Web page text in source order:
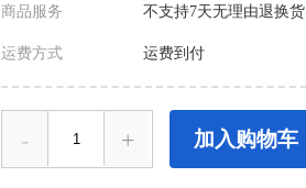
商品服务 不支持7天无理由退换货
运费方式 运费到付
- + 加入购物车